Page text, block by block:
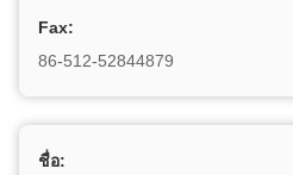
Fax:
86-512-52844879
ชื่อ: